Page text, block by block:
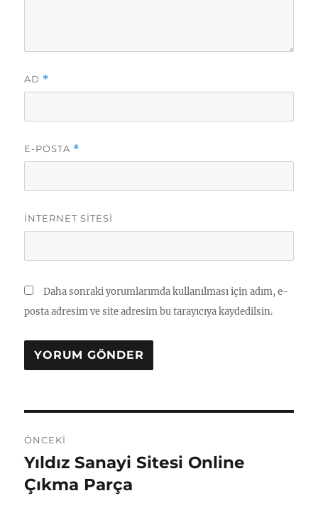
AD *
E-POSTA *
İNTERNET SITESI
Daha sonraki yorumlarımda kullanılması için adım, e-
posta adresim ve site adresim bu tarayıcıya kaydedilsin.
gezinmesi
ÖNCEKI
Önceki
yazı:
Yıldız Sanayi Sitesi Online
Çıkma Parça